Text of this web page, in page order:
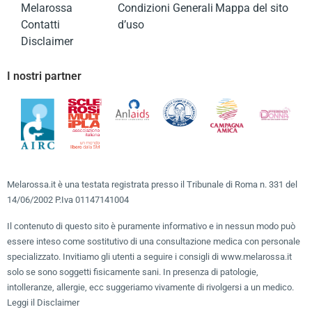
Melarossa
Contatti
Disclaimer
Condizioni Generali
d’uso
Mappa del sito
I nostri partner
Melarossa.it è una testata registrata presso il Tribunale di Roma n. 331 del
14/06/2002 P.Iva 01147141004
Il contenuto di questo sito è puramente informativo e in nessun modo può
essere inteso come sostitutivo di una consultazione medica con personale
specializzato. Invitiamo gli utenti a seguire i consigli di www.melarossa.it
solo se sono soggetti fisicamente sani. In presenza di patologie,
intolleranze, allergie, ecc suggeriamo vivamente di rivolgersi a un medico.
Leggi il Disclaimer